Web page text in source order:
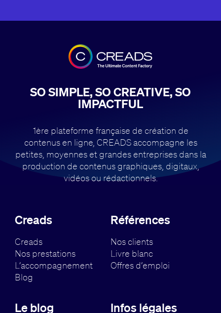
SO SIMPLE, SO CREATIVE, SO
IMPACTFUL
1ère plateforme française de création de
contenus en ligne, CREADS accompagne les
petites, moyennes et grandes entreprises dans la
production de contenus graphiques, digitaux,
vidéos ou rédactionnels.
Creads
Creads
Nos prestations
L’accompagnement
Blog
Références
Nos clients
Livre blanc
Offres d’emploi
Le blog Infos légales